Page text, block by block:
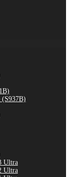
(S937B)
Ultra
Ultra